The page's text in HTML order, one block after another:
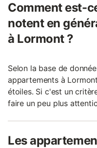
Comment est-
notent en
à Lormont ?
Selon la base de
appartements à
étoiles. Si c'est un
faire un peu plus
Les